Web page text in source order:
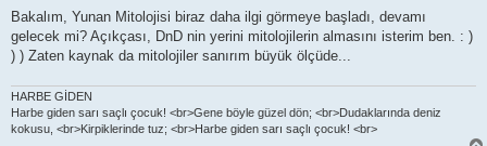
s
Bakalım, Yunan Mitolojisi biraz daha ilgi görmeye başladı, devamı
gelecek mi? Açıkçası, DnD nin yerini mitolojilerin almasını isterim ben. : )
) ) Zaten kaynak da mitolojiler sanırım büyük ölçüde...
HARBE GİDEN
Harbe giden sarı saçlı çocuk! <br>Gene böyle güzel dön; <br>Dudaklarında deniz
kokusu, <br>Kirpiklerinde tuz; <br>Harbe giden sarı saçlı çocuk! <br>